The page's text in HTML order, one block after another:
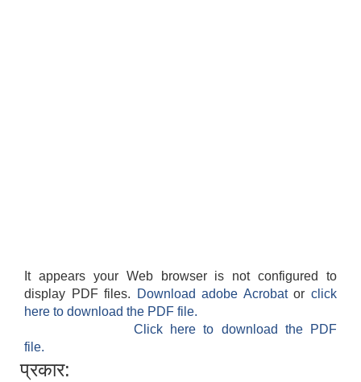
It appears your Web browser is not configured to
display PDF files.
Download adobe Acrobatorclick
here to download the PDF file.
Click here to download the PDF
file.
प्रकार: